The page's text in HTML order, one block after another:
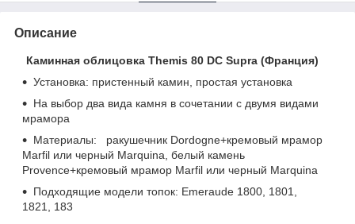
Описание
Каминная облицовка Themis 80 DC Supra (Франция)
Установка: пристенный камин, простая установка
На выбор два вида камня в сочетании с двумя видами
мрамора
Материалы: ракушечник Dordogne+кремовый мрамор
Marfil или черный Marquina, белый камень
Provence+кремовый мрамор Marfil или черный Marquina
Подходящие модели топок: Emeraude 1800, 1801,
1821, 183